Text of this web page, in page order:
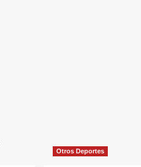
Otros Deportes